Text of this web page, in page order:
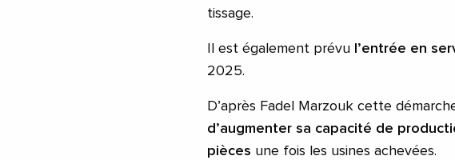
tissage.
Il est également prévu l’entrée en
2025.
D’après Fadel Marzouk cette
d’augmenter sa capacité de
pièces une fois les usines achevées.